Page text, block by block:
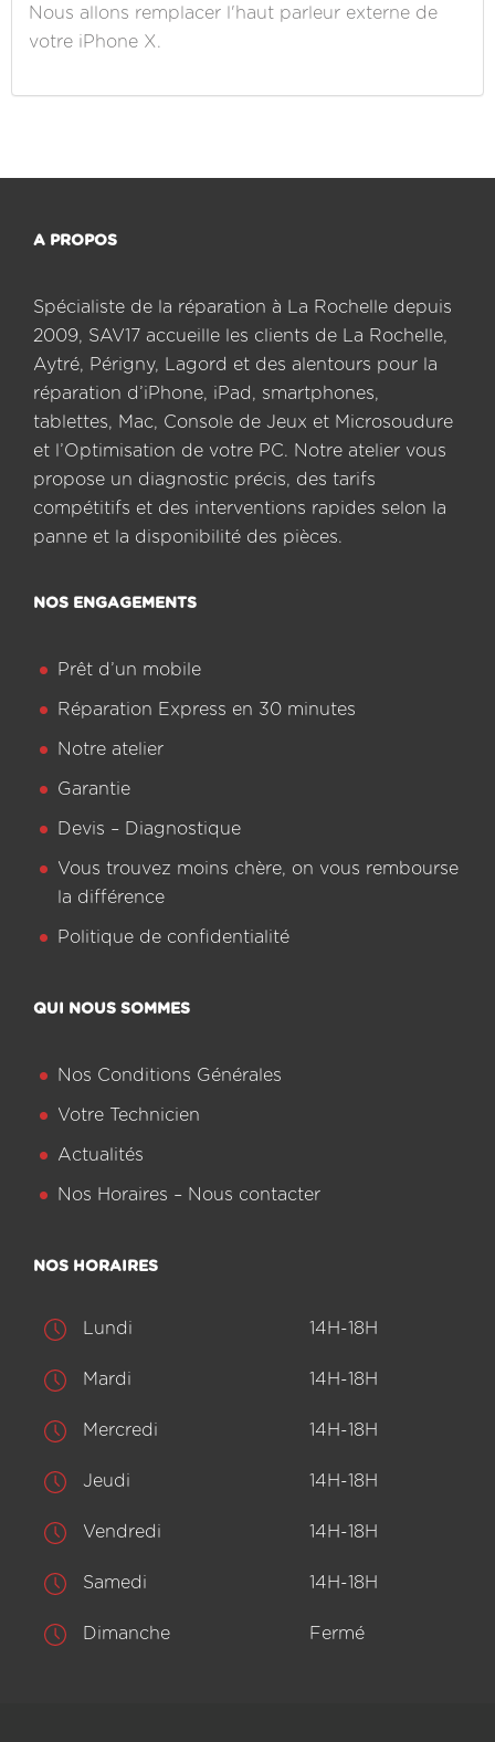
Nous allons remplacer l'haut parleur externe de
votre iPhone X.
A PROPOS
Spécialiste de la réparation à La Rochelle depuis
2009, SAV17 accueille les clients de La Rochelle,
Aytré, Périgny, Lagord et des alentours pour la
réparation d’iPhone, iPad, smartphones,
tablettes, Mac, Console de Jeux et Microsoudure
et l’Optimisation de votre PC. Notre atelier vous
propose un diagnostic précis, des tarifs
compétitifs et des interventions rapides selon la
panne et la disponibilité des pièces.
NOS ENGAGEMENTS
Prêt d’un mobile
Réparation Express en 30 minutes
Notre atelier
Garantie
Devis – Diagnostique
Vous trouvez moins chère, on vous rembourse
la différence
Politique de confidentialité
QUI NOUS SOMMES
Nos Conditions Générales
Votre Technicien
Actualités
Nos Horaires – Nous contacter
NOS HORAIRES
Lundi 14H-18H
Mardi 14H-18H
Mercredi 14H-18H
Jeudi 14H-18H
Vendredi 14H-18H
Samedi 14H-18H
Dimanche Fermé